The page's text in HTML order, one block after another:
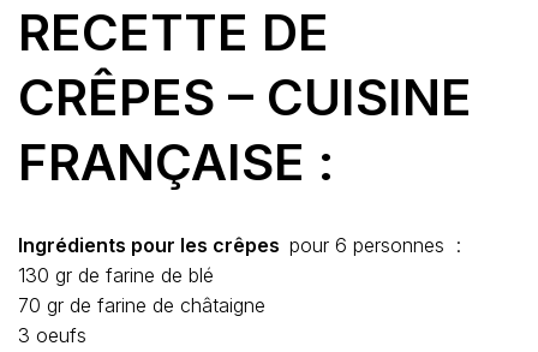
RECETTE DE
CRÊPES – CUISINE
FRANÇAISE :
Ingrédients pour les crêpes pour 6 personnes :
130 gr de farine de blé
70 gr de farine de châtaigne
3 oeufs